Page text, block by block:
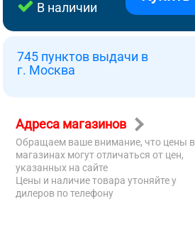
В наличии
745 пунктов выдачи в
г. Москва
Адреса магазинов
Обращаем ваше внимание, что цены в
магазинах могут отличаться от цен,
указанных на сайте
Цены и наличие товара утоняйте у
дилеров по телефону